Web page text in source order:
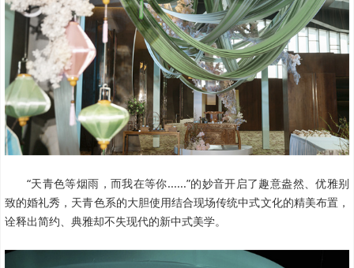
“天青色等烟雨，而我在等你......”的妙音开启了趣意盎然、优雅别
致的婚礼秀，天青色系的大胆使用结合现场传统中式文化的精美布置，
诠释出简约、典雅却不失现代的新中式美学。